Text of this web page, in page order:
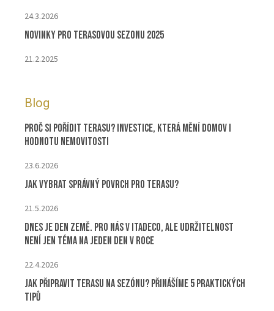
24.3.2026
Novinky pro terasovou sezonu 2025
21.2.2025
Blog
Proč si pořídit terasu? Investice, která mění domov i
hodnotu nemovitosti
23.6.2026
Jak vybrat správný povrch pro terasu?
21.5.2026
Dnes je Den Země. Pro nás v ITADECO, ale udržitelnost
není jen téma na jeden den v roce
22.4.2026
Jak připravit terasu na sezónu? Přinášíme 5 praktických
tipů